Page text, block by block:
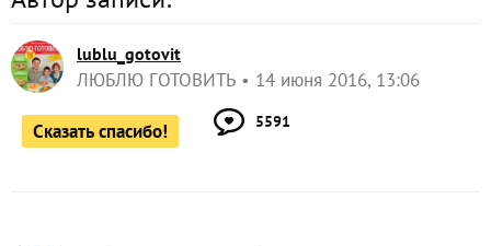
lublu_gotovit
ЛЮБЛЮ ГОТОВИТЬ 14 июня 2016, 13:06
Сказать спасибо! 5591